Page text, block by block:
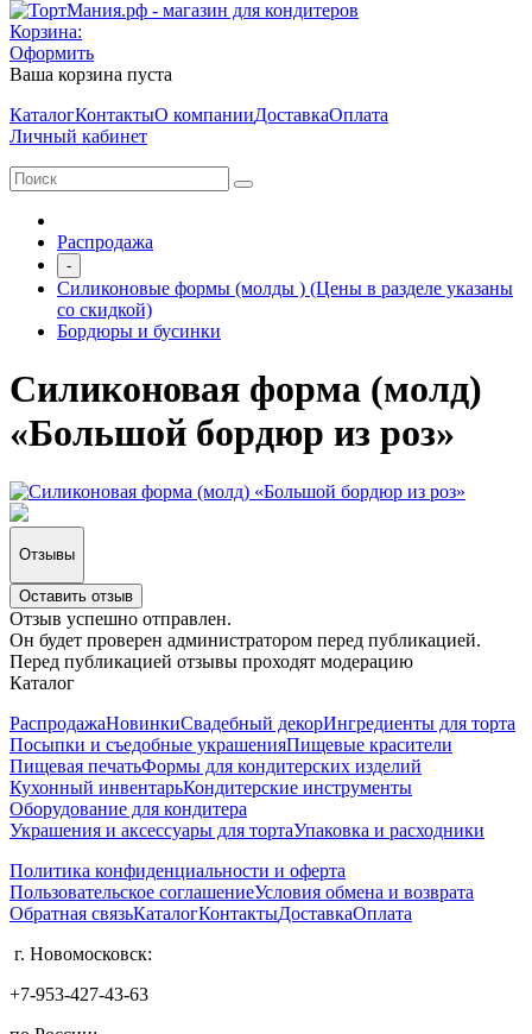
Корзина:
Оформить
Ваша корзина пуста
КаталогКонтактыО компанииДоставкаОплата
Личный кабинет
Распродажа
-
Силиконовые формы (молды ) (Цены в разделе указаны
со скидкой)
Бордюры и бусинки
Силиконовая форма (молд)
«Большой бордюр из роз»
Отзывы
Оставить отзыв
Отзыв успешно отправлен.
Он будет проверен администратором перед публикацией.
Перед публикацией отзывы проходят модерацию
Каталог
РаспродажаНовинкиСвадебный декорИнгредиенты для торта
Посыпки и съедобные украшенияПищевые красители
Пищевая печатьФормы для кондитерских изделий
Кухонный инвентарьКондитерские инструменты
Оборудование для кондитера
Украшения и аксессуары для тортаУпаковка и расходники
Политика конфиденциальности и оферта
Пользовательское соглашениеУсловия обмена и возврата
Обратная связьКаталогКонтактыДоставкаОплата
г. Новомосковск:
+7-953-427-43-63